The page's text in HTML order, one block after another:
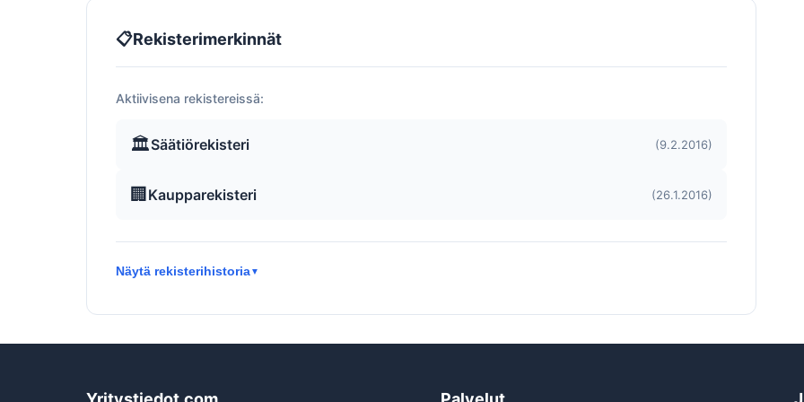
📋Rekisterimerkinnät
Aktiivisena rekistereissä:
🏛️Säätiörekisteri (9.2.2016)
🏢 Kaupparekisteri (26.1.2016)
Näytä rekisterihistoria▼